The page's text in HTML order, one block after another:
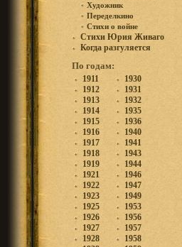
Художник
Переделкино
Стихи о войне
Стихи Юрия Живаго
Когда разгуляется
По годам:
1911
1912
1913
1914
1915
1916
1917
1918
1919
1921
1922
1923
1925
1926
1927
1928
1930
1931
1932
1935
1936
1940
1941
1943
1944
1946
1947
1949
1953
1956
1957
1958